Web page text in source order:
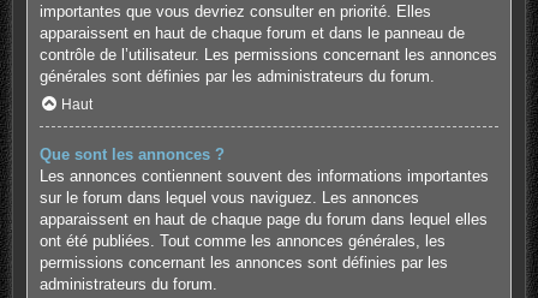
importantes que vous devriez consulter en priorité. Elles
apparaissent en haut de chaque forum et dans le panneau de
contrôle de l’utilisateur. Les permissions concernant les annonces
générales sont définies par les administrateurs du forum.
Haut
Que sont les annonces ?
Les annonces contiennent souvent des informations importantes
sur le forum dans lequel vous naviguez. Les annonces
apparaissent en haut de chaque page du forum dans lequel elles
ont été publiées. Tout comme les annonces générales, les
permissions concernant les annonces sont définies par les
administrateurs du forum.